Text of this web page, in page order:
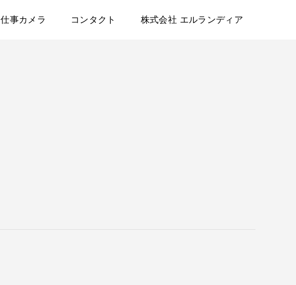
事カメラ コンタクト 株式会社 エルランディア